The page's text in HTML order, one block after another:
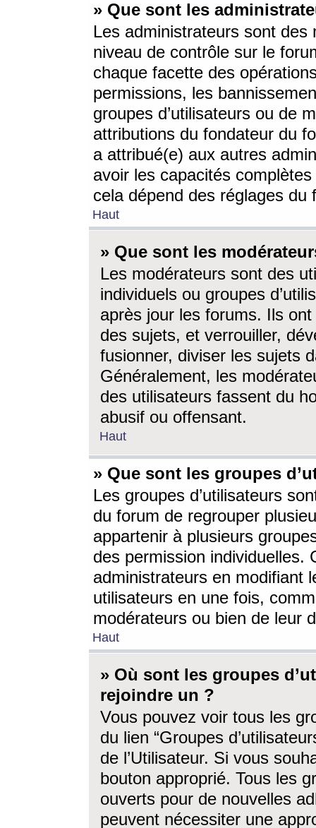
» Que sont les
Les administrateurs sont
niveau de contrôle sur le
chaque facette des
permissions, les
groupes d’utilisateurs ou de
attributions du fondateur du
a attribué(e) aux autres
avoir les capacités
cela dépend des réglages du
Haut
» Que sont les
Les modérateurs sont des
individuels ou groupes
après jour les forums. Ils ont
des sujets, et verrouiller,
fusionner, diviser les sujets
Généralement, les
des utilisateurs fassent du
abusif ou offensant.
Haut
» Que sont les groupes
Les groupes d’utilisateurs
du forum de regrouper
appartenir à plusieurs
des permission individuelles.
administrateurs en modifiant
utilisateurs en une fois,
modérateurs ou bien de leur
Haut
» Où sont les groupes
rejoindre un ?
Vous pouvez voir tous les
du lien “Groupes
de l’Utilisateur. Si vous
bouton approprié. Tous les
ouverts pour de nouvelles
peuvent nécessiter une